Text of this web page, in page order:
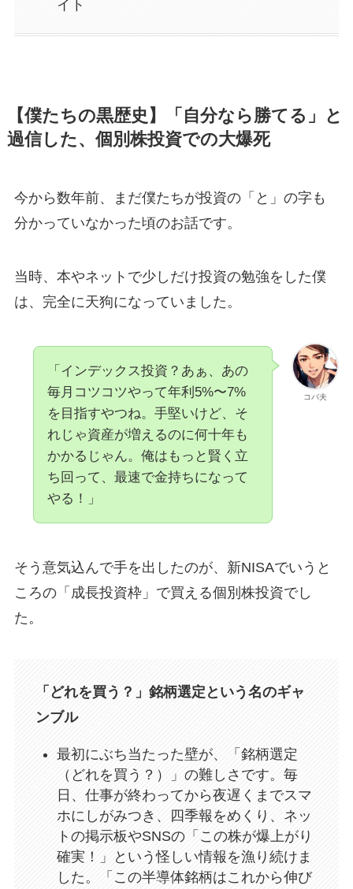
イト
【僕たちの黒歴史】「自分なら勝てる」と
過信した、個別株投資での大爆死
今から数年前、まだ僕たちが投資の「と」の字も
分かっていなかった頃のお話です。
当時、本やネットで少しだけ投資の勉強をした僕
は、完全に天狗になっていました。
コバ夫
「インデックス投資？あぁ、あの
毎月コツコツやって年利5%〜7%
を目指すやつね。手堅いけど、そ
れじゃ資産が増えるのに何十年も
かかるじゃん。俺はもっと賢く立
ち回って、最速で金持ちになって
やる！」
そう意気込んで手を出したのが、新NISAでいうと
ころの「成長投資枠」で買える個別株投資でし
た。
「どれを買う？」銘柄選定という名のギャ
ンブル
最初にぶち当たった壁が、「銘柄選定
（どれを買う？）」の難しさです。毎
日、仕事が終わってから夜遅くまでスマ
ホにしがみつき、四季報をめくり、ネッ
トの掲示板やSNSの「この株が爆上がり
確実！」という怪しい情報を漁り続けま
した。「この半導体銘柄はこれから伸び